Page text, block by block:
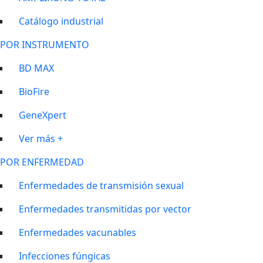
Catálogo industrial
POR INSTRUMENTO
BD MAX
BioFire
GeneXpert
Ver más +
POR ENFERMEDAD
Enfermedades de transmisión sexual
Enfermedades transmitidas por vector
Enfermedades vacunables
Infecciones fúngicas